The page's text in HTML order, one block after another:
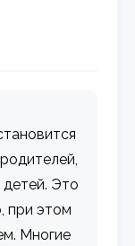
Это
при этом
Многие